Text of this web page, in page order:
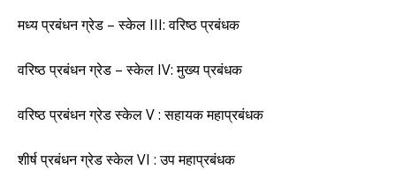
मध्य प्रबंधन ग्रेड – स्केल III: वरिष्ठ प्रबंधक
वरिष्ठ प्रबंधन ग्रेड – स्केल IV: मुख्य प्रबंधक
वरिष्ठ प्रबंधन ग्रेड स्केल V : सहायक महाप्रबंधक
शीर्ष प्रबंधन ग्रेड स्केल VI : उप महाप्रबंधक